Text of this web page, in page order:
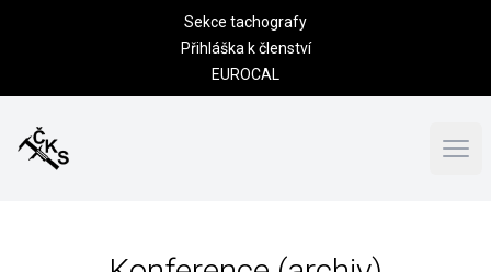
Sekce tachografy
Přihláška k členství
EUROCAL